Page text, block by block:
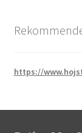
https://